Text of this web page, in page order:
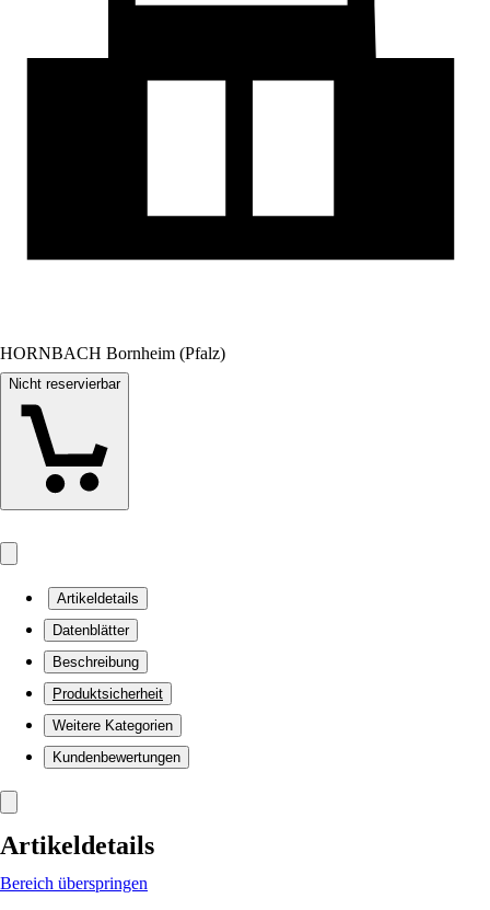
HORNBACH Bornheim (Pfalz)
Nicht reservierbar
Artikeldetails
Datenblätter
Beschreibung
Produktsicherheit
Weitere Kategorien
Kundenbewertungen
Artikeldetails
Bereich überspringen